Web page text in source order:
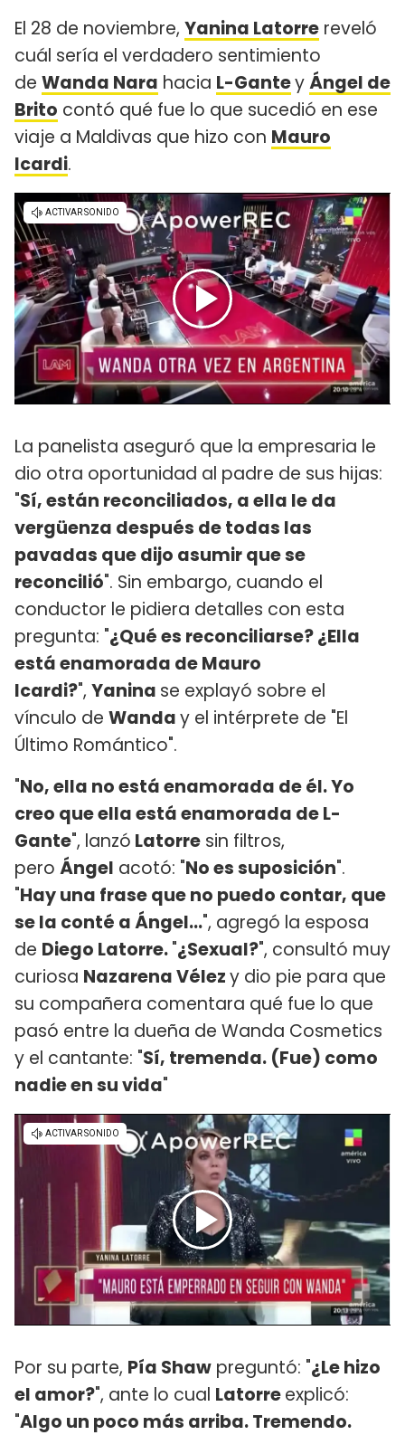
El 28 de noviembre, Yanina Latorre reveló
cuál sería el verdadero sentimiento
de Wanda Nara hacia L-GanteyÁngel de
Brito contó qué fue lo que sucedió en ese
viaje a Maldivas que hizo con Mauro
Icardi.
La panelista aseguró que la empresaria le
dio otra oportunidad al padre de sus hijas:
"Sí, están reconciliados, a ella le da
vergüenza después de todas las
pavadas que dijo asumir que se
reconcilió". Sin embargo, cuando el
conductor le pidiera detalles con esta
pregunta: "¿Qué es reconciliarse? ¿Ella
está enamorada de Mauro
Icardi?", Yanina se explayó sobre el
vínculo de Wanday el intérprete de "El
Último Romántico".
"No, ella no está enamorada de él. Yo
creo que ella está enamorada de L-
Gante", lanzó Latorre sin filtros,
pero Ángel acotó: "No es suposición".
"Hay una frase que no puedo contar, que
se la conté a Ángel...", agregó la esposa
de Diego Latorre."¿Sexual?", consultó muy
curiosa Nazarena Vélezy dio pie para que
su compañera comentara qué fue lo que
pasó entre la dueña de Wanda Cosmetics
y el cantante: "Sí, tremenda. (Fue) como
nadie en su vida"
Por su parte, Pía Shaw preguntó: "¿Le hizo
el amor?", ante lo cual Latorreexplicó:
"Algo un poco más arriba. Tremendo.